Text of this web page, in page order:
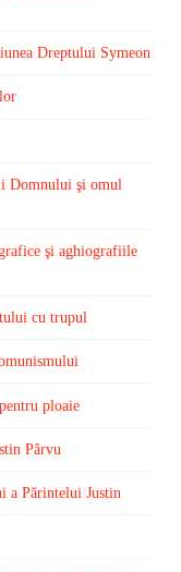
Dreptului Symeon
Domnului şi omul
şi aghiografiile
cu trupul
ploaie
Pârvu
a Părintelui Justin